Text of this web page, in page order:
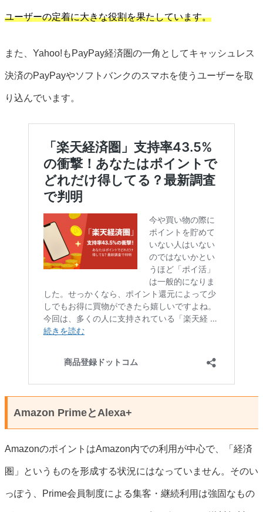
ユーザーの定着に大きな役割を果たしています。
また、Yahoo!もPayPay経済圏の一角としてキャッシュレス
決済のPayPayやソフトバンクのスマホを使うユーザーを取
り込んでいます。
Amazon PrimeとAlexa+
AmazonのポイントはAmazon内での利用が中心で、「経済
圏」というものを形成する状況にはなっていません。そのい
っぽう、Prime会員制度による集客・継続利用は強固なもの